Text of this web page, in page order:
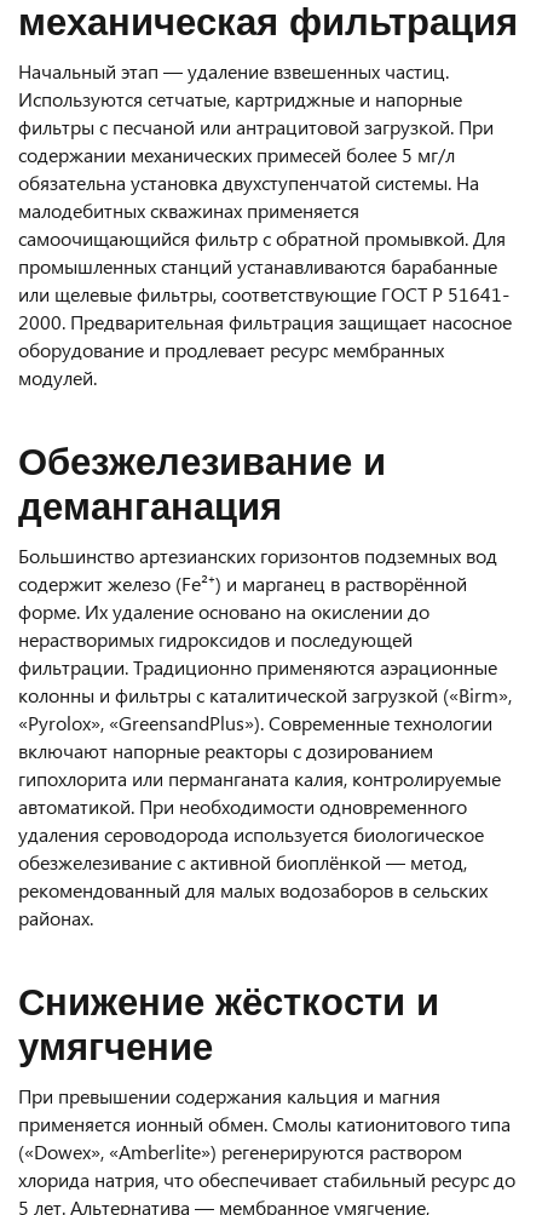
механическая фильтрация
Начальный этап — удаление взвешенных частиц.
Используются сетчатые, картриджные и напорные
фильтры с песчаной или антрацитовой загрузкой. При
содержании механических примесей более 5 мг/л
обязательна установка двухступенчатой системы. На
малодебитных скважинах применяется
самоочищающийся фильтр с обратной промывкой. Для
промышленных станций устанавливаются барабанные
или щелевые фильтры, соответствующие ГОСТ Р 51641-
2000. Предварительная фильтрация защищает насосное
оборудование и продлевает ресурс мембранных
модулей.
Обезжелезивание и
деманганация
Большинство артезианских горизонтов подземных вод
содержит железо (Fe²⁺) и марганец в растворённой
форме. Их удаление основано на окислении до
нерастворимых гидроксидов и последующей
фильтрации. Традиционно применяются аэрационные
колонны и фильтры с каталитической загрузкой («Birm»,
«Pyrolox», «GreensandPlus»). Современные технологии
включают напорные реакторы с дозированием
гипохлорита или перманганата калия, контролируемые
автоматикой. При необходимости одновременного
удаления сероводорода используется биологическое
обезжелезивание с активной биоплёнкой — метод,
рекомендованный для малых водозаборов в сельских
районах.
Снижение жёсткости и
умягчение
При превышении содержания кальция и магния
применяется ионный обмен. Смолы катионитового типа
(«Dowex», «Amberlite») регенерируются раствором
хлорида натрия, что обеспечивает стабильный ресурс до
5 лет. Альтернатива — мембранное умягчение,